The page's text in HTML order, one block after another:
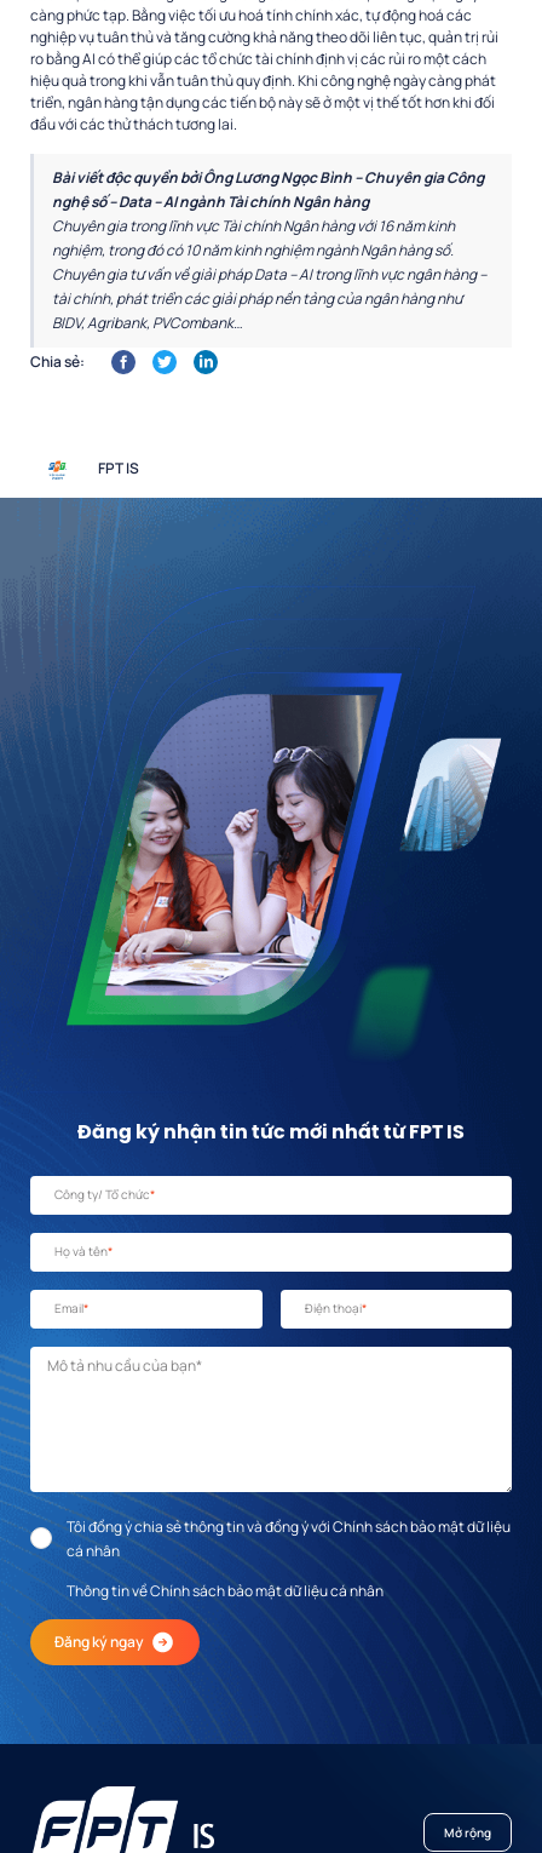
càng phức tạp. Bằng việc tối ưu hoá tính chính xác, tự động hoá các
nghiệp vụ tuân thủ và tăng cường khả năng theo dõi liên tục, quản trị rủi
ro bằng AI có thể giúp các tổ chức tài chính định vị các rủi ro một cách
hiệu quả trong khi vẫn tuân thủ quy định. Khi công nghệ ngày càng phát
triển, ngân hàng tận dụng các tiến bộ này sẽ ở một vị thế tốt hơn khi đối
đầu với các thử thách tương lai.
Bài viết độc quyền bởi ÔngLương Ngọc Bình –Chuyên gia Công
nghệ số – Data – AI ngành Tài chính Ngân hàng
Chuyên gia trong lĩnh vực Tài chính Ngân hàng với 16 năm kinh
nghiệm, trong đó có 10 năm kinh nghiệm ngành Ngân hàng số.
Chuyên gia tư vấn về giải pháp Data – AI trong lĩnh vực ngân hàng –
tài chính, phát triển các giải pháp nền tảng của ngân hàng như
BIDV, Agribank, PVCombank…
Chia sẻ:
FPT IS
Đăng ký nhận tin tức mới nhất từ FPT IS
Công ty/ Tổ chức*
Họ và tên*
Email* Điện thoại*
Mô tả nhu cầu *
Tôi đồng ý chia sẻ thông tin và đồng ý với Chính sách bảo mật dữ liệu
cá nhân
Thông tin về Chính sách bảo mật dữ liệu cá nhân
Đăng ký ngay
Mở rộng